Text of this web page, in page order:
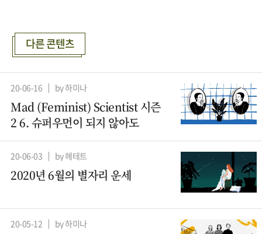
다른 콘텐츠
20-06-16 by 하미나
Mad (Feminist) Scientist 시즌
2 6. 슈퍼우먼이 되지 않아도
20-06-03 by 헤테트
2020년 6월의 별자리 운세
20-05-12 by 하미나